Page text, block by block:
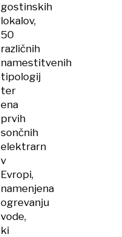
gostinskih
lokalov,
50
različnih
namestitvenih
tipologij
ter
ena
prvih
sončnih
elektrarn
v
Evropi,
namenjena
ogrevanju
vode,
ki